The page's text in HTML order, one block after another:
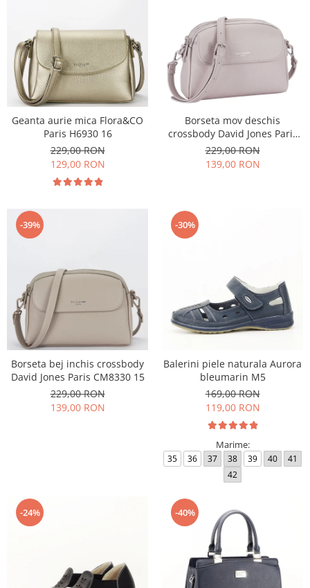
Geanta aurie mica Flora&CO
Paris H6930 16
229,00 RON
129,00 RON
Borseta mov deschis
crossbody David Jones Paris
CM8330 15
229,00 RON
139,00 RON
-39%
Borseta bej inchis crossbody
David Jones Paris CM8330 15
229,00 RON
139,00 RON
-30%
Balerini piele naturala Aurora
bleumarin M5
169,00 RON
119,00 RON
Marime:
35 36 37 38 39 40
41
42
-24% -40%